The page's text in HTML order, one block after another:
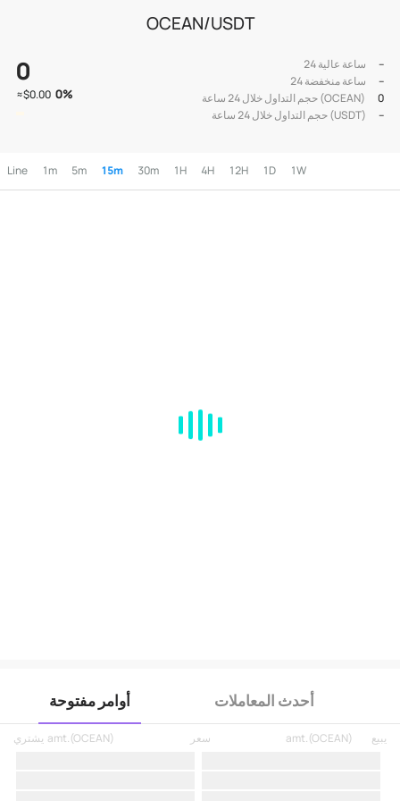
OCEAN/USDT
0
≈$0.00 0%
24 ساعة عالية
--
24 ساعة منخفضة
--
حجم التداول خلال 24 ساعة (OCEAN)
0
حجم التداول خلال 24 ساعة (USDT)
--
Line 1m 5m 15m 30m 1H 4H 12H 1D 1W
أوامر مفتوحة أحدث المعاملات
يشتري amt.(OCEAN) سعر يبيع amt.(OCEAN)